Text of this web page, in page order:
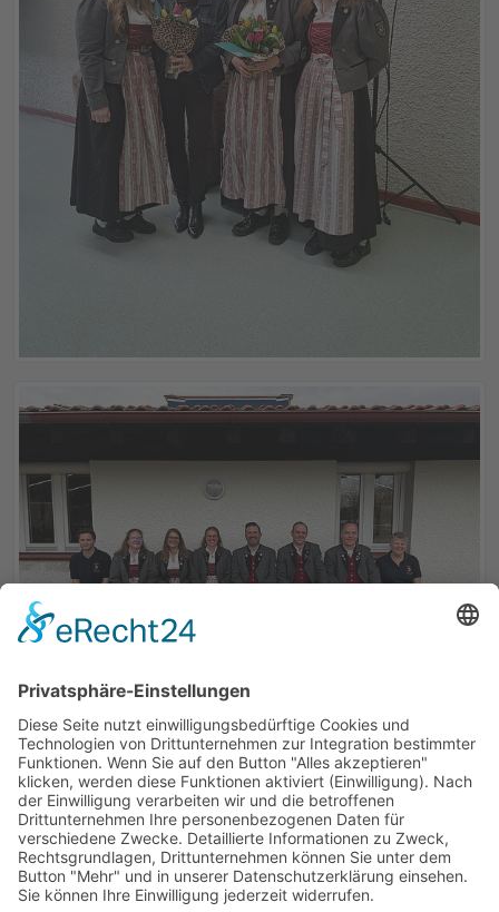
ZURÜCK
So erreichen Sie uns: